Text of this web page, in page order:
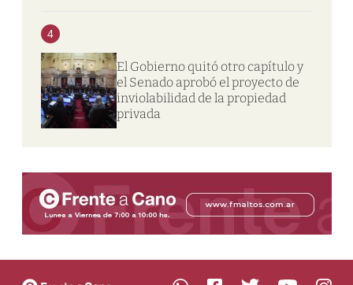
4
El Gobierno quitó otro capítulo y
el Senado aprobó el proyecto de
inviolabilidad de la propiedad
privada